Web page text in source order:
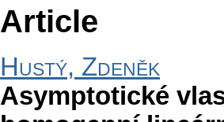
Article
Hustý, Zdeněk
Asymptotické